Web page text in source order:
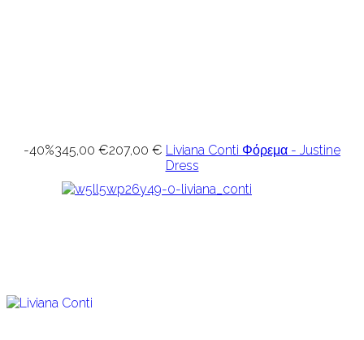
-40%345,00 €207,00 € Liviana Conti Φόρεμα - Justine
Dress